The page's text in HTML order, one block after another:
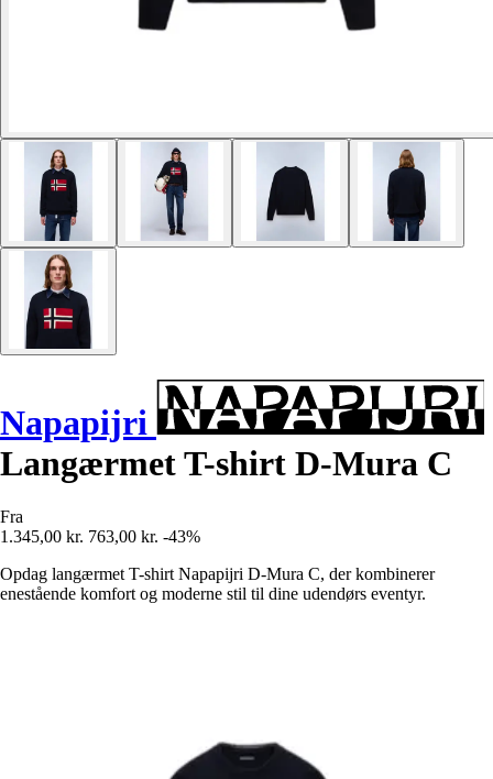
Napapijri
Langærmet T-shirt D-Mura C
Fra
1.345,00 kr. 763,00 kr. -43%
Opdag langærmet T-shirt Napapijri D-Mura C, der kombinerer
enestående komfort og moderne stil til dine udendørs eventyr.